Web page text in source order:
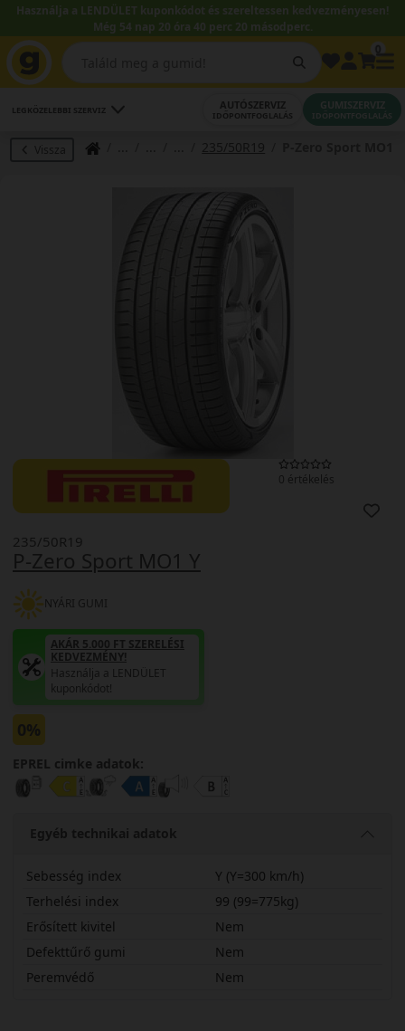
Használja a LENDÜLET kuponkódot és szereltessen kedvezményesen!
Még 54 nap 20 óra 40 perc 19 másodperc.
LEGKÖZELEBBI SZERVIZ AUTÓSZERVIZ
IDŐPONTFOGLALÁS
GUMISZERVIZ
IDŐPONTFOGLALÁS
Vissza 235/50R19
0 értékelés
P-Zero Sport MO1 Y
235/50R19
NYÁRI GUMI
AKÁR 5.000 FT SZERELÉSI
KEDVEZMÉNY!
Használja a LENDÜLET
kuponkódot!
0%
EPREL cimke adatok:
Egyéb technikai adatok
Sebesség index
Y (Y=300 km/h)
Terhelési index
99 (99=775kg)
Erősített kivitel
Nem
Defekttűrő gumi
Nem
Peremvédő
Nem